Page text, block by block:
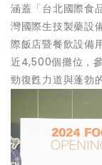
涵蓋「台北國際食
灣國際生技製藥設
際飯店暨餐飲設備
近4,500個攤位，
勁復甦力道與蓬勃